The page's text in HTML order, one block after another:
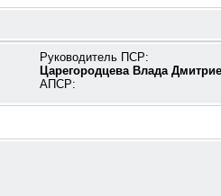
Руководитель ПСР:
Царегородцева Влада
АПСР: